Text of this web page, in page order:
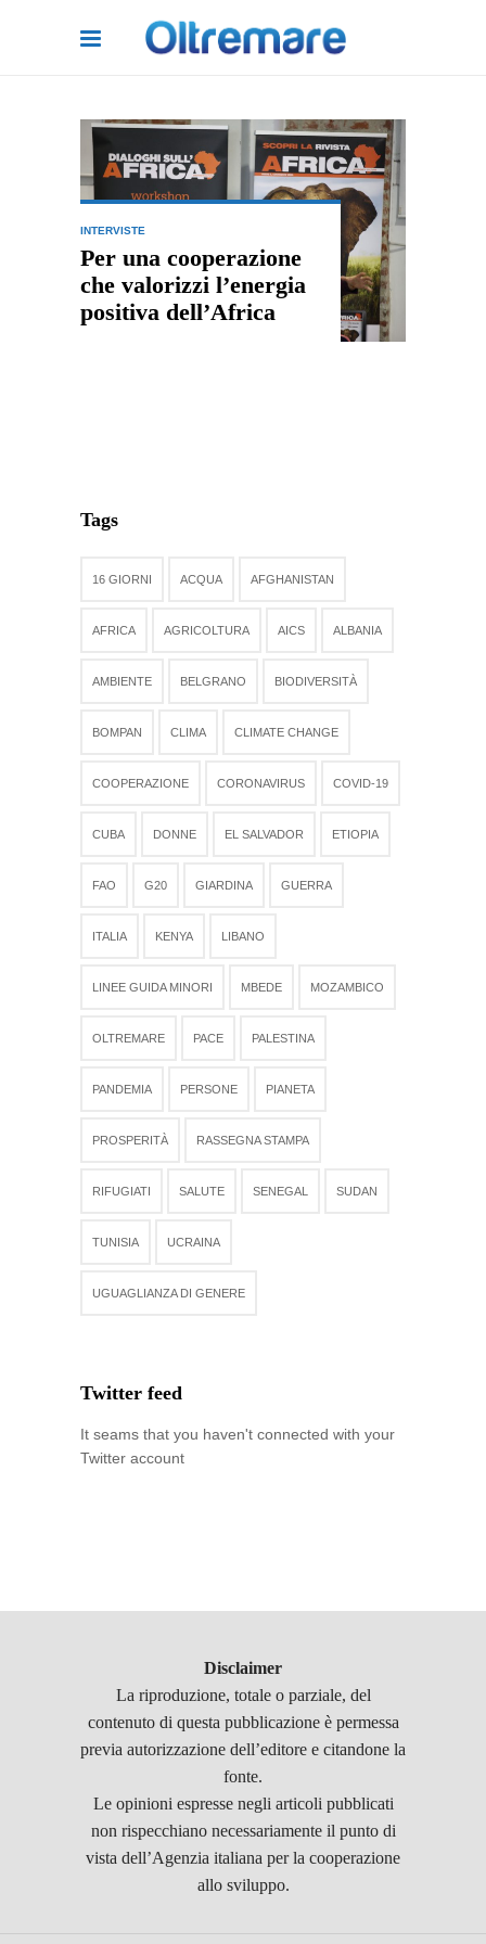
INTERVISTE
Per una cooperazione
che valorizzi l’energia
positiva dell’Africa
Tags
16 GIORNI ACQUA AFGHANISTAN
AFRICA AGRICOLTURA AICS ALBANIA
AMBIENTE BELGRANO BIODIVERSITÀ
BOMPAN CLIMA CLIMATE CHANGE
COOPERAZIONE CORONAVIRUS COVID-19
CUBA DONNE EL SALVADOR ETIOPIA
FAO G20 GIARDINA GUERRA
ITALIA KENYA LIBANO
LINEE GUIDA MINORI MBEDE MOZAMBICO
OLTREMARE PACE PALESTINA
PANDEMIA PERSONE PIANETA
PROSPERITÀ RASSEGNA STAMPA
RIFUGIATI SALUTE SENEGAL SUDAN
TUNISIA UCRAINA
UGUAGLIANZA DI GENERE
Twitter feed
It seams that you haven't connected with your
Twitter account
Disclaimer
La riproduzione, totale o parziale, del
contenuto di questa pubblicazione è permessa
previa autorizzazione dell’editore e citandone la
fonte.
Le opinioni espresse negli articoli pubblicati
non rispecchiano necessariamente il punto di
vista dell’Agenzia italiana per la cooperazione
allo sviluppo.